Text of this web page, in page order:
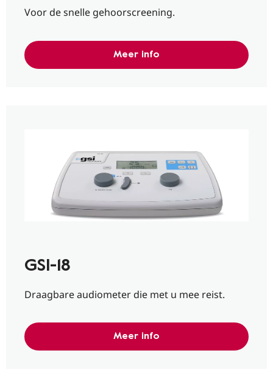
Voor de snelle gehoorscreening.
Meer info
GSI-18
Draagbare audiometer die met u mee reist.
Meer info